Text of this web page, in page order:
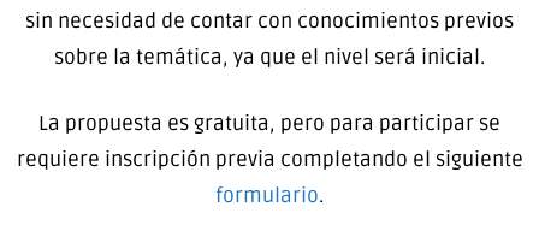
sin necesidad de contar con conocimientos previos
sobre la temática, ya que el nivel será inicial.
La propuesta es gratuita, pero para participar se
requiere inscripción previa completando el siguiente
formulario.